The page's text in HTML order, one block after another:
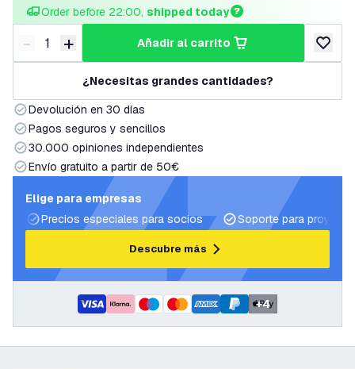
Order before 22:00, shipped today
Disminuir cantidad
- Aumentar cantidad
+ añadir al carrito
añadir
¿Necesitas grandes cantidades?
Devolución en 30 días
Pagos seguros y sencillos
30.000 opiniones independientes
Envío gratuito a partir de 50€
Elige para empresas
Precios especiales para socios
Soporte para
Descubre más
+4